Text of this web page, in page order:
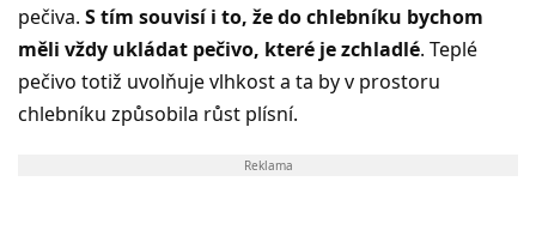
pečiva. S tím souvisí i to, že do chlebníku bychom
měli vždy ukládat pečivo, které je zchladlé. Teplé
pečivo totiž uvolňuje vlhkost a ta by v prostoru
chlebníku způsobila růst plísní.
Reklama